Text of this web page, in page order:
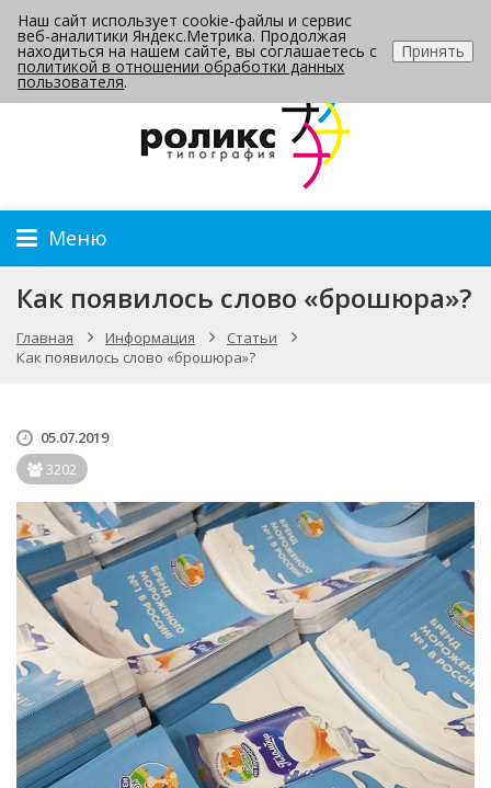
Контакты
Меню
Как появилось слово «брошюра»?
Главная Информация
Статьи
Как появилось слово «брошюра»?
05.07.2019
3202
Наш сайт использует cookie-файлы и сервис
веб-аналитики Яндекс.Метрика. Продолжая
находиться на нашем сайте, вы соглашаетесь с
политикой в отношении обработки данных
пользователя.
Принять